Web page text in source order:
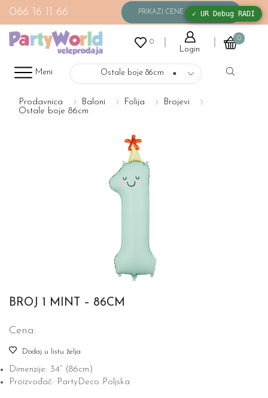
066 16 11 66
0
Login
0
Meni ×
Ostale boje 86cm
Prodavnica Baloni Folija
Brojevi
Ostale boje 86cm
BROJ 1 MINT – 86CM
Cena:
Dodaj u listu želja
Dimenzije: 34“ (86cm)
Proizvođač: PartyDeco Poljska
✓ UR Debug RADI